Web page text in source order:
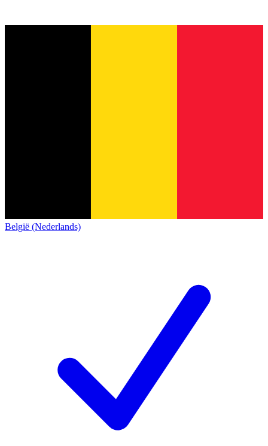
België (Nederlands)